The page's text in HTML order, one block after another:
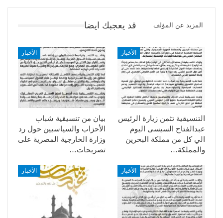
قد يعجبك ايضا المزيد عن المؤلف
الأخبار
بيان من تنسيقية شباب
الأحزاب والسياسيين حول رد
وزارة الخارجية المصرية على
تصريحات…
الأخبار
التنسيقية تثمن زيارة الرئيس
عبدالفتاح السيسى اليوم
الي كل من مملكة البحرين
والمملكة…
الأخبار الأخبار